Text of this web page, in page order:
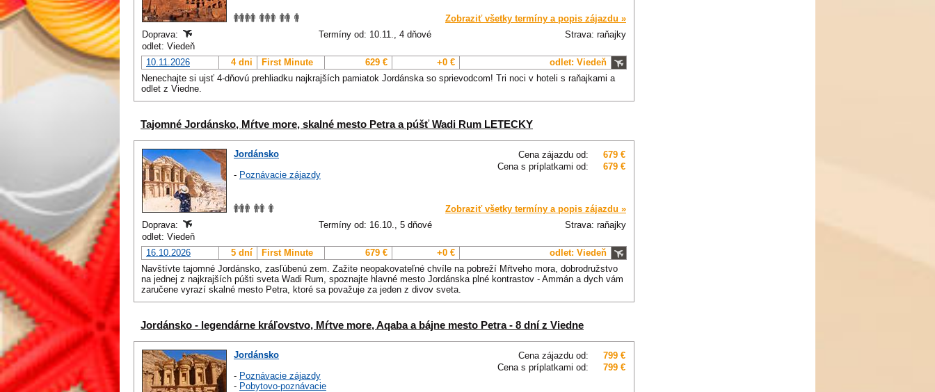
Zobraziť všetky termíny a popis zájazdu »
Doprava:
Termíny od: 10.11., 4 dňové
Strava: raňajky
odlet: Viedeň
10.11.2026
4 dni First Minute 629 € +0 €
odlet: Viedeň
Nenechajte si ujsť 4-dňovú prehliadku najkrajších pamiatok Jordánska so sprievodcom! Tri noci v hoteli s raňajkami a
odlet z Viedne.
Tajomné Jordánsko, Mŕtve more, skalné mesto Petra a púšť Wadi Rum LETECKY
Cena zájazdu od:
679 €
Cena s príplatkami od:
679 €
Jordánsko
- Poznávacie zájazdy
Zobraziť všetky termíny a popis zájazdu »
Doprava:
Termíny od: 16.10., 5 dňové
Strava: raňajky
odlet: Viedeň
16.10.2026
5 dní First Minute 679 € +0 €
odlet: Viedeň
Navštívte tajomné Jordánsko, zasľúbenú zem. Zažite neopakovateľné chvíle na pobreží Mŕtveho mora, dobrodružstvo
na jednej z najkrajších púšti sveta Wadi Rum, spoznajte hlavné mesto Jordánska plné kontrastov - Ammán a dych vám
zaručene vyrazí skalné mesto Petra, ktoré sa považuje za jeden z divov sveta.
Jordánsko - legendárne kráľovstvo, Mŕtve more, Aqaba a bájne mesto Petra - 8 dní z Viedne
Cena zájazdu od:
799 €
Cena s príplatkami od:
799 €
Jordánsko
- Poznávacie zájazdy
- Pobytovo-poznávacie